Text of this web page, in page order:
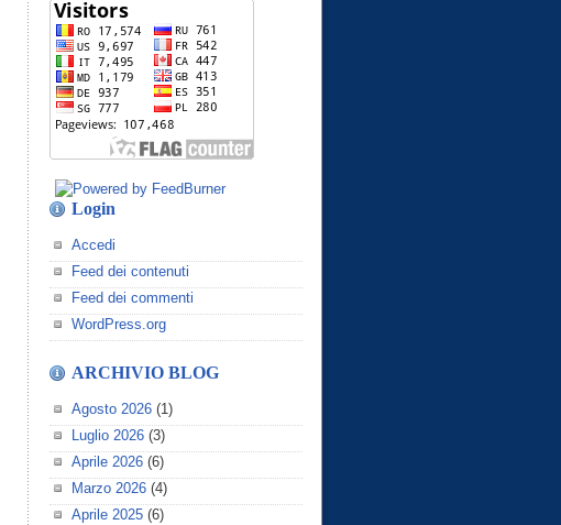
Login
Accedi
Feed dei contenuti
Feed dei commenti
WordPress.org
ARCHIVIO BLOG
Agosto 2026(1)
Luglio 2026(3)
Aprile 2026(6)
Marzo 2026(4)
Aprile 2025(6)